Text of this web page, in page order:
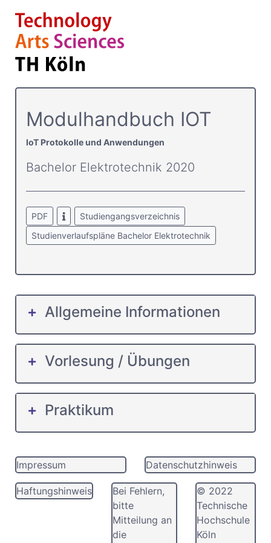
Modulhandbuch IOT
IoT Protokolle und Anwendungen
Bachelor Elektrotechnik 2020
PDF
Studiengangsverzeichnis
Studienverlaufspläne Bachelor Elektrotechnik
Allgemeine Informationen
Vorlesung / Übungen
Praktikum
Impressum Datenschutzhinweis
Haftungshinweis
Bei Fehlern,
bitte
Mitteilung an
die
© 2022
Technische
Hochschule
Köln